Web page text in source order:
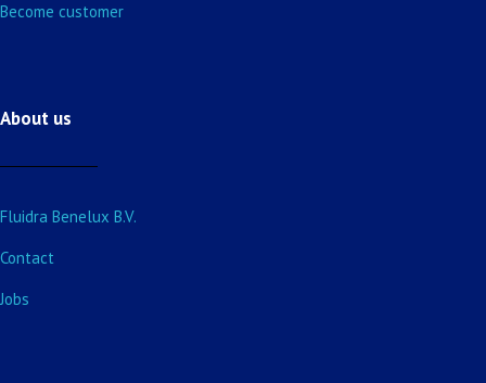
Become customer
About us
Fluidra Benelux B.V.
Contact
Jobs